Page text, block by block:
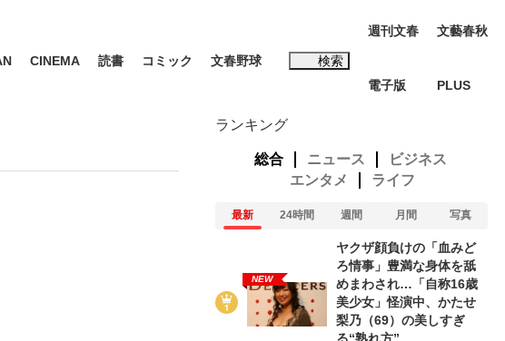
CINEMA 読書 コミック 文春野球 検索
週刊文春
電子版
文藝春秋
PLUS
ランキング
総合 ニュース
ビジネス
エンタメ
ライフ
最新 24時間 週間 月間 写真
NEW
ヤクザ顔負けの「血みど
ろ情事」豊満な身体を舐
めまわされ…「自称16歳
美少女」怪演中、かたせ
梨乃（69）の美しすぎ
る“熟れ方”